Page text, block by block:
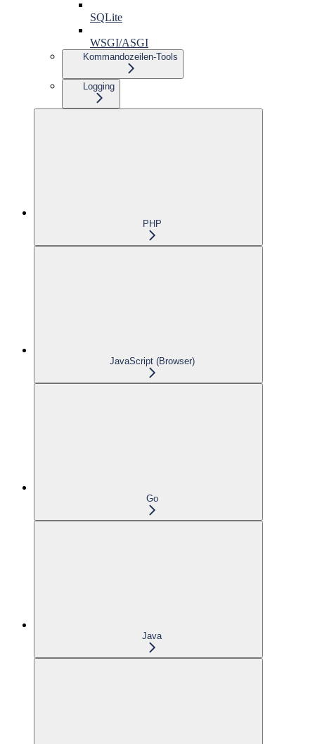
SQLite
WSGI/ASGI
Kommandozeilen-Tools
Logging
PHP
JavaScript (Browser)
Go
Java